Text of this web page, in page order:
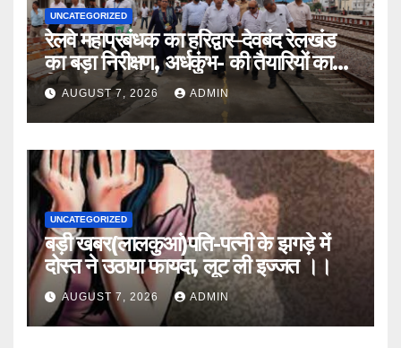
UNCATEGORIZED
रेलवे महाप्रबंधक का हरिद्वार–देवबंद रेलखंड
का बड़ा निरीक्षण, अर्धकुंभ- की तैयारियों का
लिया जायजा
AUGUST 7, 2026 ADMIN
UNCATEGORIZED
बड़ी खबर(लालकुआं)पति-पत्नी के झगड़े में
दोस्त ने उठाया फायदा, लूट ली इज्जत ।।
AUGUST 7, 2026 ADMIN